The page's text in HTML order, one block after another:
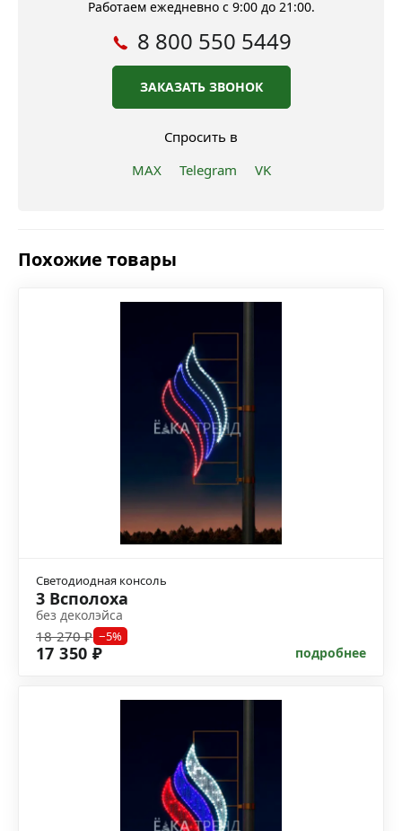
Работаем ежедневно с 9:00 до 21:00.
8 800 550 5449
ЗАКАЗАТЬ ЗВОНОК
Спросить в
MAX
Telegram VK
Похожие товары
Светодиодная консоль
3 Всполоха
без деколэйса
18 270 ₽ −5%
17 350 ₽ подробнее